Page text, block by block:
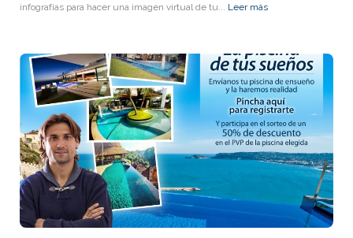
infografías para hacer una imagen virtual de tu... Leer más